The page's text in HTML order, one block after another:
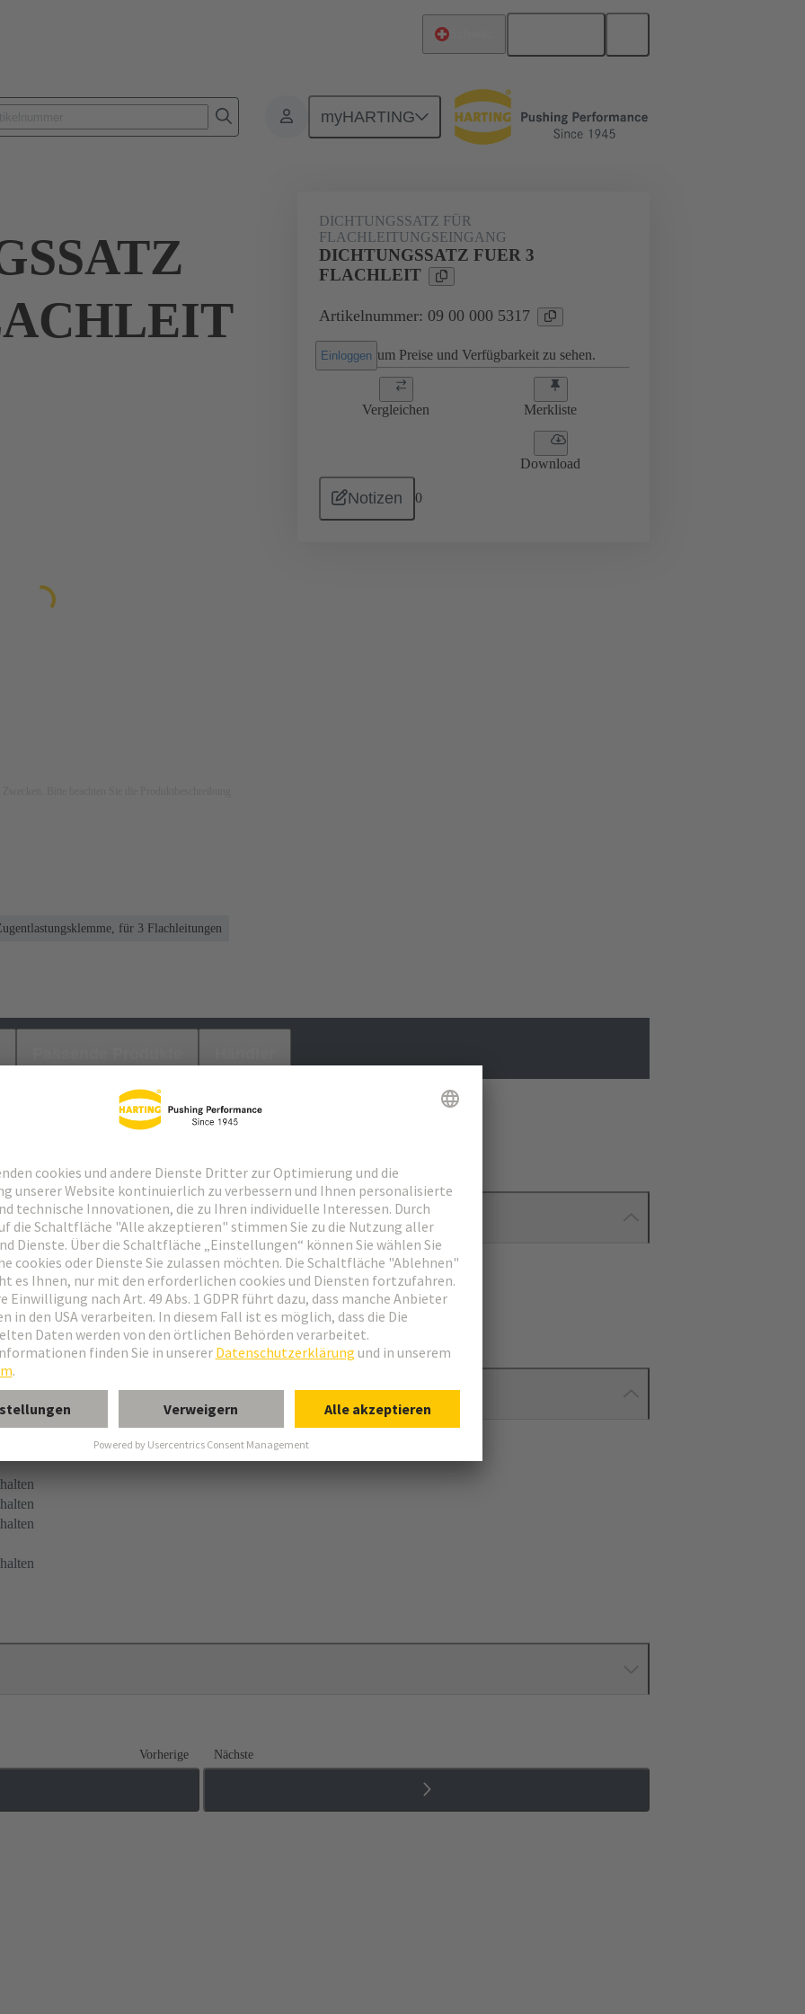
myHARTING
Zubehör Dichtungen 09 00 000 5317
DICHTUNGSSATZ FÜR
FLACHLEITUNGSEINGANG
DICHTUNGSSATZ FUER 3
FLACHLEIT
Artikelnummer: 09 00 000 5317
Einloggen um Preise und Verfügbarkeit zu sehen.
Vergleichen Merkliste
Download
Notizen 0
für 3 Flachleitungen
Vorherige Nächste